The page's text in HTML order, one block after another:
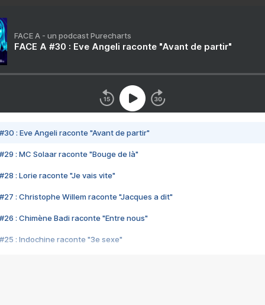
FACE A - un podcast Purecharts
FACE A #30 : Eve Angeli raconte "Avant de partir"
#30 : Eve Angeli raconte "Avant de partir"
#29 : MC Solaar raconte "Bouge de là"
#28 : Lorie raconte "Je vais vite"
#27 : Christophe Willem raconte "Jacques a dit"
#26 : Chimène Badi raconte "Entre nous"
#25 : Indochine raconte "3e sexe"